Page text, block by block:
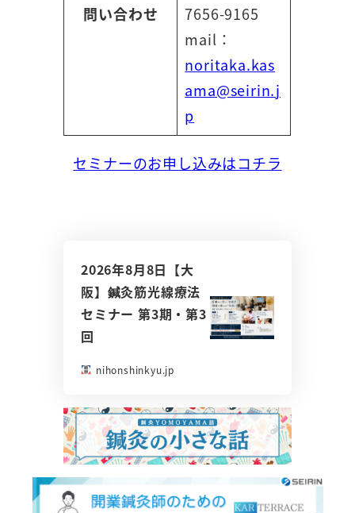
問い合わせ
7656-9165
mail：
noritaka.kas
ama@seirin.j
p
セミナーのお申し込みはコチラ
2026年8月8日【大
阪】鍼灸筋光線療法
セミナー 第3期・第3
回
nihonshinkyu.jp